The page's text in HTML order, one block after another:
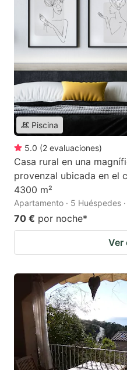
Piscina
5.0 (2 evaluaciones)
Casa rural en una
provenzal ubicada en el
4300 m²
Apartamento · 5 Huéspedes
70 € por noche*
Ver